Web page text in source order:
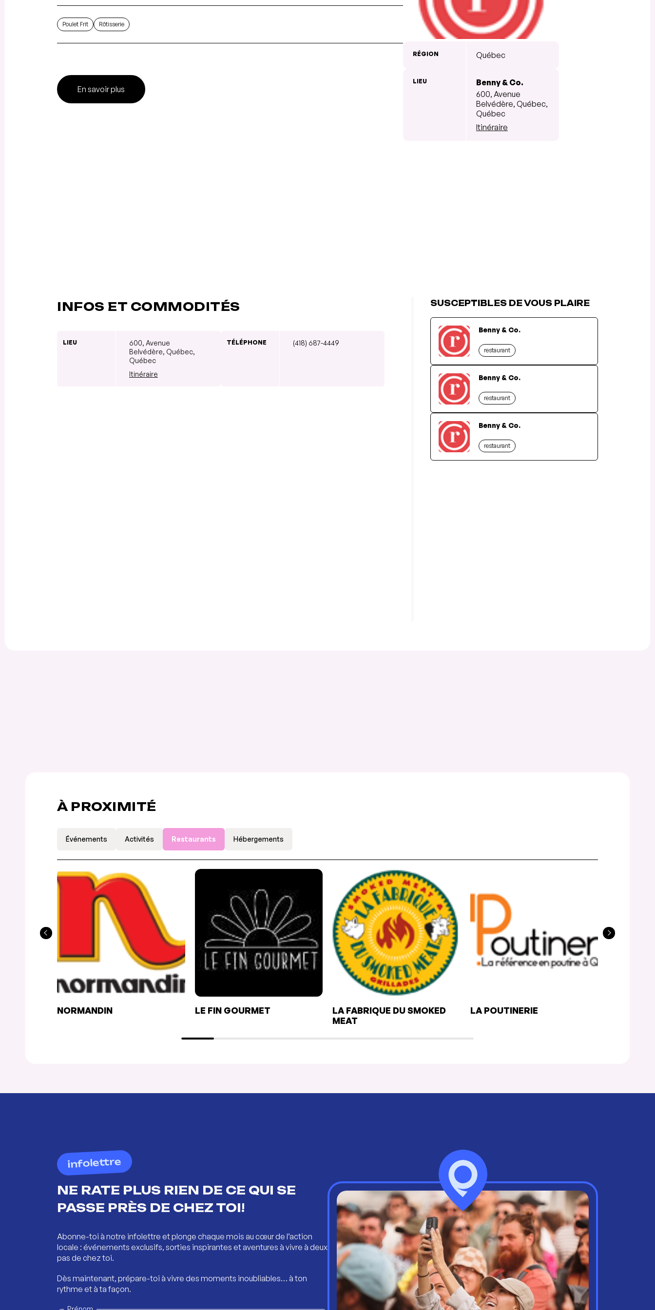
Poulet Frit Rôtisserie
En savoir plus
RÉGION Québec
LIEU
Benny & Co.
600, Avenue
Belvédère, Québec,
Québec
Itinéraire
INFOS ET COMMODITÉS
LIEU
600, Avenue
Belvédère, Québec,
Québec
Itinéraire
TÉLÉPHONE (418) 687-4449
SUSCEPTIBLES DE VOUS PLAIRE
Benny & Co.
restaurant
Benny & Co.
restaurant
Benny & Co.
restaurant
À PROXIMITÉ
Événements Activités Restaurants Hébergements
NORMANDIN LE FIN GOURMET
LA FABRIQUE DU SMOKED
MEAT
LA POUTINERIE
infolettre
NE RATE PLUS RIEN DE CE QUI SE
PASSE PRÈS DE CHEZ TOI!
Abonne-toi à notre infolettre et plonge chaque mois au cœur de l’action
locale : événements exclusifs, sorties inspirantes et aventures à vivre à deux
pas de chez toi.
Dès maintenant, prépare-toi à vivre des moments inoubliables… à ton
rythme et à ta façon.